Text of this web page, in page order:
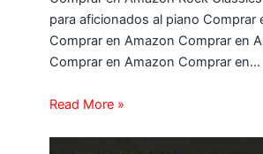
para aficionados al piano Comprar
Comprar en Amazon Comprar en
Comprar en Amazon Comprar en…
Read More »